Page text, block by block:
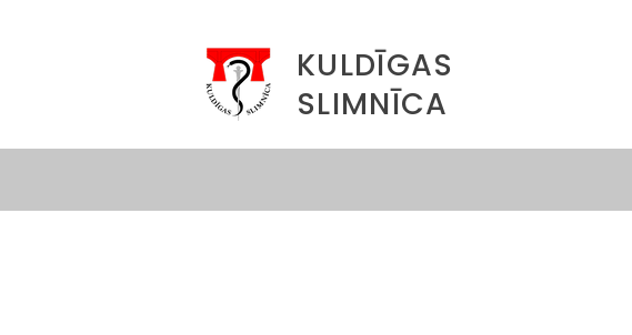
KULDĪGAS
SLIMNĪCA